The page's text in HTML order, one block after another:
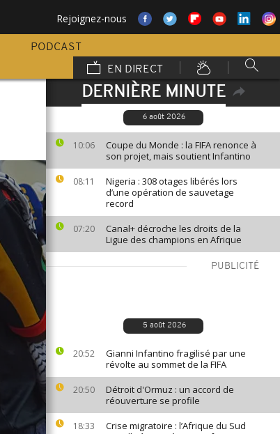
Rejoignez-nous
PODCAST
EN DIRECT
DERNIÈRE MINUTE
6 août 2026
10:06
Coupe du Monde : la FIFA renonce à
son projet, mais soutient Infantino
08:11
Nigeria : 308 otages libérés lors
d’une opération de sauvetage
record
07:20
Canal+ décroche les droits de la
Ligue des champions en Afrique
PUBLICITÉ
5 août 2026
20:52
Gianni Infantino fragilisé par une
révolte au sommet de la FIFA
20:50
Détroit d'Ormuz : un accord de
réouverture se profile
18:33
Crise migratoire : l’Afrique du Sud